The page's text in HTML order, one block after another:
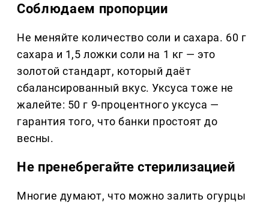
Соблюдаем пропорции
Не меняйте количество соли и сахара. 60 г
сахара и 1,5 ложки соли на 1 кг — это
золотой стандарт, который даёт
сбалансированный вкус. Уксуса тоже не
жалейте: 50 г 9-процентного уксуса —
гарантия того, что банки простоят до
весны.
Не пренебрегайте стерилизацией
Многие думают, что можно залить огурцы